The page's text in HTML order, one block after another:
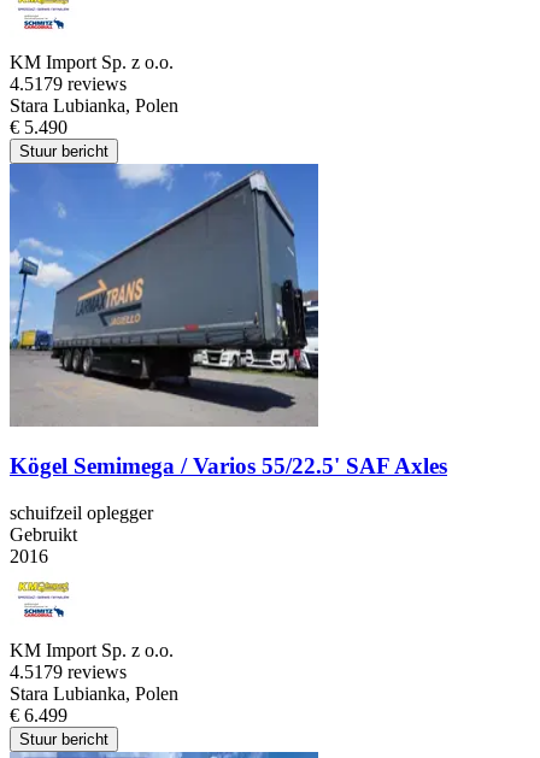
KM Import Sp. z o.o.
4.5179 reviews
Stara Lubianka, Polen
€ 5.490
Stuur bericht
Kögel Semimega / Varios 55/22.5' SAF Axles
schuifzeil oplegger
Gebruikt
2016
KM Import Sp. z o.o.
4.5179 reviews
Stara Lubianka, Polen
€ 6.499
Stuur bericht